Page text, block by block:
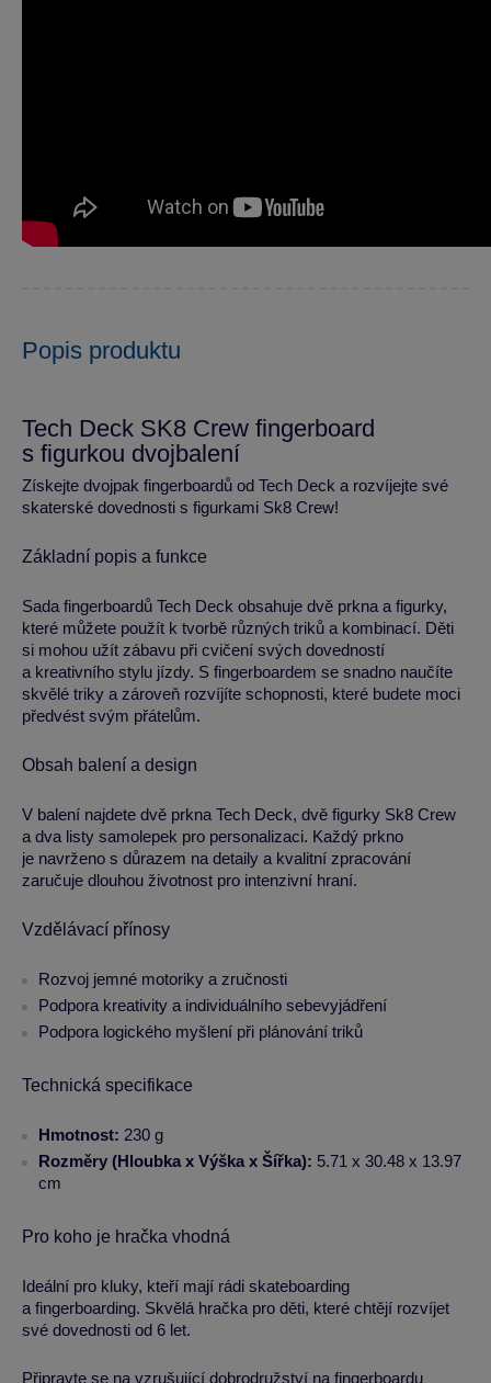
Popis produktu
Tech Deck SK8 Crew fingerboard
s figurkou dvojbalení
Získejte dvojpak fingerboardů od Tech Deck a rozvíjejte své
skaterské dovednosti s figurkami Sk8 Crew!
Základní popis a funkce
Sada fingerboardů Tech Deck obsahuje dvě prkna a figurky,
které můžete použít k tvorbě různých triků a kombinací. Děti
si mohou užít zábavu při cvičení svých dovedností
a kreativního stylu jízdy. S fingerboardem se snadno naučíte
skvělé triky a zároveň rozvíjíte schopnosti, které budete moci
předvést svým přátelům.
Obsah balení a design
V balení najdete dvě prkna Tech Deck, dvě figurky Sk8 Crew
a dva listy samolepek pro personalizaci. Každý prkno
je navrženo s důrazem na detaily a kvalitní zpracování
zaručuje dlouhou životnost pro intenzivní hraní.
Vzdělávací přínosy
Rozvoj jemné motoriky a zručnosti
Podpora kreativity a individuálního sebevyjádření
Podpora logického myšlení při plánování triků
Technická specifikace
Hmotnost: 230 g
Rozměry (Hloubka x Výška x Šířka): 5.71 x 30.48 x 13.97
cm
Pro koho je hračka vhodná
Ideální pro kluky, kteří mají rádi skateboarding
a fingerboarding. Skvělá hračka pro děti, které chtějí rozvíjet
své dovednosti od 6 let.
Připravte se na vzrušující dobrodružství na fingerboardu